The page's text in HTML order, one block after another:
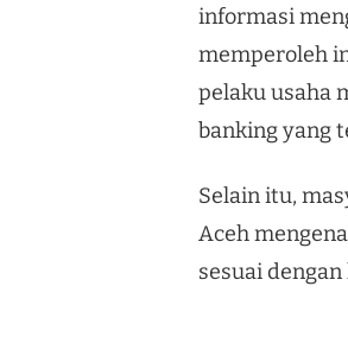
informasi
memperoleh
pelaku usaha
banking yang
Selain itu,
Aceh
sesuai